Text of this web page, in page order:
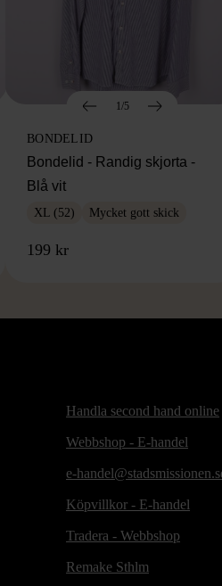
1/5
BONDELID
Bondelid - Randig skjorta -
Blå vit
XL (52) Mycket gott skick
199 kr
Handla second hand online
Webbshop - E-handel
e-
Köpvillkor - E-handel
Tradera - Webbshop
Remake Sthlm